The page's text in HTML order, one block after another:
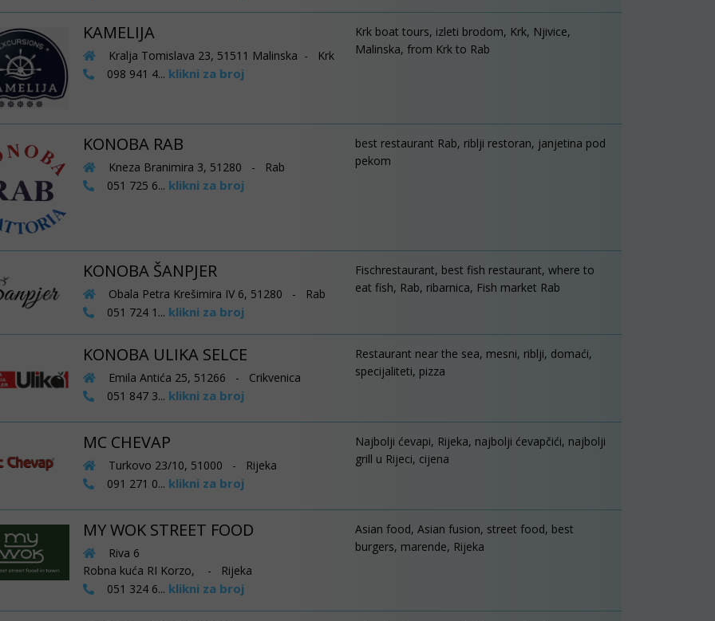
KAMELIJA
Kralja Tomislava 23, 51511 Malinska - Krk
098 941 4... klikni za broj
Krk boat tours, izleti brodom, Krk, Njivice,
Malinska, from Krk to Rab
KONOBA RAB
Kneza Branimira 3, 51280 - Rab
051 725 6... klikni za broj
best restaurant Rab, riblji restoran, janjetina pod
pekom
KONOBA ŠANPJER
Obala Petra Krešimira IV 6, 51280 - Rab
051 724 1... klikni za broj
Fischrestaurant, best fish restaurant, where to
eat fish, Rab, ribarnica, Fish market Rab
KONOBA ULIKA SELCE
Emila Antića 25, 51266 - Crikvenica
051 847 3... klikni za broj
Restaurant near the sea, mesni, riblji, domaći,
specijaliteti, pizza
MC CHEVAP
Turkovo 23/10, 51000 - Rijeka
091 271 0... klikni za broj
Najbolji ćevapi, Rijeka, najbolji ćevapčići, najbolji
grill u Rijeci, cijena
MY WOK STREET FOOD
Riva 6
Robna kuća RI Korzo, - Rijeka
051 324 6... klikni za broj
Asian food, Asian fusion, street food, best
burgers, marende, Rijeka